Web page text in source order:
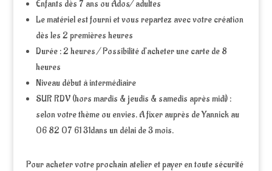
Enfants dès 7 ans ou Ados/ adultes
Le matériel est fourni et vous repartez avec votre création
dès les 2 premières heures
Durée : 2 heures / Possibilité d’acheter une carte de 8
heures
Niveau début à intermédiaire
SUR RDV (hors mardis & jeudis & samedis après midi) :
selon votre thème ou envies. A fixer auprès de Yannick au
06 82 07 61 31dans un délai de 3 mois.
Pour acheter votre prochain atelier et payer en toute sécurité